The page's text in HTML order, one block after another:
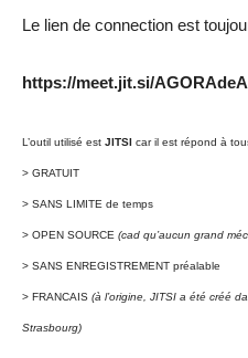
Le lien de connection est
https://meet.jit.si/
L’outil utilisé est JITSI car il est répond à
> GRATUIT
> SANS LIMITE de temps
> OPEN SOURCE (cad qu’aucun grand
> SANS ENREGISTREMENT préalable
> FRANCAIS (à l’origine, JITSI a été créé
Strasbourg)